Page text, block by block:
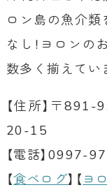
ロン島の魚介
なし！ヨロンの
数多く揃えてい
【住所】〒
20-15
【電話】0997-
【食べログ】【 ヨ